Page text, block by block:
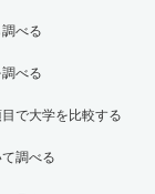
べる
べる
で大学を比較する
調べる